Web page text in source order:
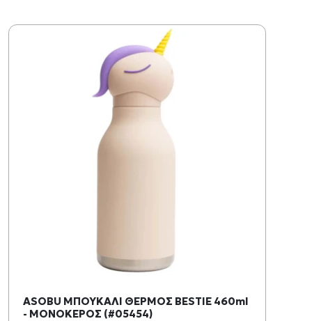
ASOBU ΜΠΟΥΚΑΛΙ ΘΕΡΜΟΣ BESTIE 460ml
- ΜΟΝΟΚΕΡΟΣ (#05454)